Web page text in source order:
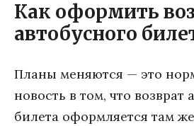
Как оформить
автобусного
Планы меняются — это
новость в том, что возврат
билета оформляется там